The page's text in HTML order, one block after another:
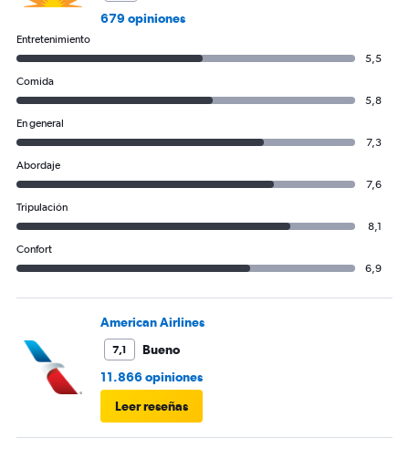
values.
0
to
750.
679 opiniones
Entretenimiento
5,5
Comida
5,8
En general
7,3
Abordaje
7,6
Tripulación
8,1
Confort
6,9
American Airlines
7,1
Bueno
11.866 opiniones
Leer reseñas